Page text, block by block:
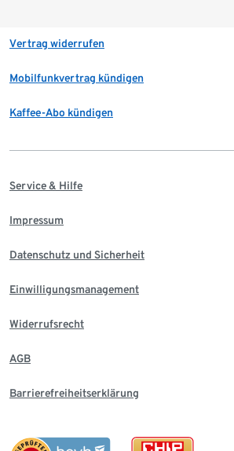
Vertrag widerrufen
Mobilfunkvertrag kündigen
Kaffee-Abo kündigen
Service & Hilfe
Impressum
Datenschutz und Sicherheit
Einwilligungsmanagement
Widerrufsrecht
AGB
Barrierefreiheitserklärung